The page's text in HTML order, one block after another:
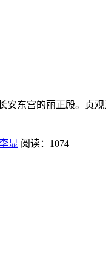
东宫的丽正殿。贞
显 阅读：1074